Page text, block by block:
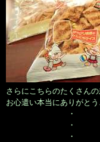
さらにこちらのたくさん
お心遣い本当にありがとう
・
・
・